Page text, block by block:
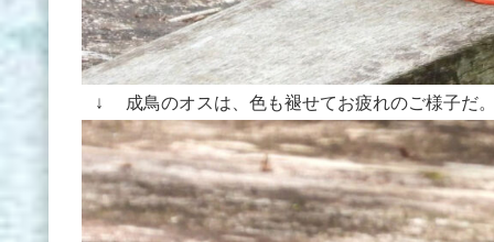
↓ 成鳥のオスは、色も褪せてお疲れのご様子だ